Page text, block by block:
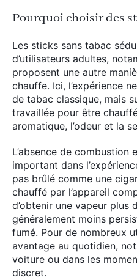
Pourquoi choisir des
Les sticks sans tabac
d’utilisateurs adultes,
proposent une autre
chauffe. Ici, l’expérience
de tabac classique, mais
travaillée pour être
aromatique, l’odeur et la
L’absence de combustion
important dans
pas brûlé comme une
chauffé par l’appareil
d’obtenir une vapeur plus
généralement moins
fumé. Pour de nombreux
avantage au quotidien,
voiture ou dans les
discret.